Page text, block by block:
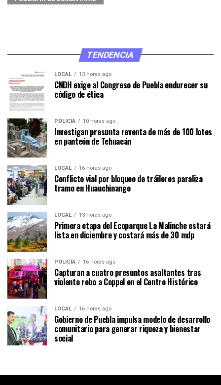
TENDENCIA
LOCAL 13 horas ago
CNDH exige al Congreso de Puebla endurecer su
código de ética
POLICÍA 10 horas ago
Investigan presunta reventa de más de 100 lotes
en panteón de Tehuacán
LOCAL 16 horas ago
Conflicto vial por bloqueo de tráileres paraliza
tramo en Huauchinango
LOCAL 13 horas ago
Primera etapa del Ecoparque La Malinche estará
lista en diciembre y costará más de 30 mdp
POLICÍA 16 horas ago
Capturan a cuatro presuntos asaltantes tras
violento robo a Coppel en el Centro Histórico
LOCAL 16 horas ago
Gobierno de Puebla impulsa modelo de desarrollo
comunitario para generar riqueza y bienestar
social